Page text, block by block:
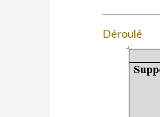
Déroulé